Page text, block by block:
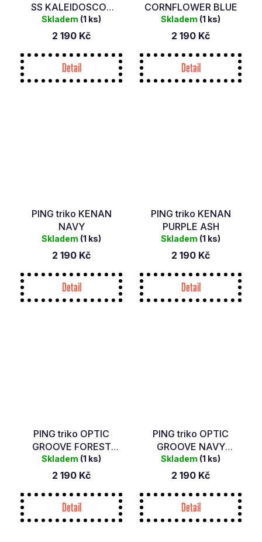
SS KALEIDOSCOP
(ARCTIC PARADISE)
Skladem (1 ks)
2 190 Kč
Detail
CORNFLOWER BLUE
Skladem (1 ks)
2 190 Kč
Detail
PING triko KENAN
NAVY
Skladem (1 ks)
2 190 Kč
Detail
PING triko KENAN
PURPLE ASH
Skladem (1 ks)
2 190 Kč
Detail
PING triko OPTIC
GROOVE FOREST
MULTI
Skladem (1 ks)
2 190 Kč
Detail
PING triko OPTIC
GROOVE NAVY
MULTI
Skladem (1 ks)
2 190 Kč
Detail